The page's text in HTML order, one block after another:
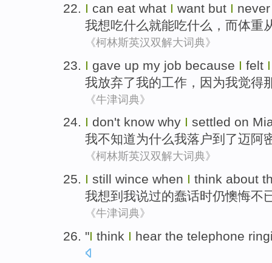
I can eat what I want but I never
我想吃什么就能吃什么， 而体重
《柯林斯英汉双解大词典》
I gave up my job because I felt I
我放弃了我的工作 ， 因为我觉得
《牛津词典》
I don't know why I settled on
我不知道为什么我落户到了迈阿
《柯林斯英汉双解大词典》
I still wince when I think about
我想到 我说过的蠢话时仍懊悔不
《牛津词典》
"I think I hear the telephone